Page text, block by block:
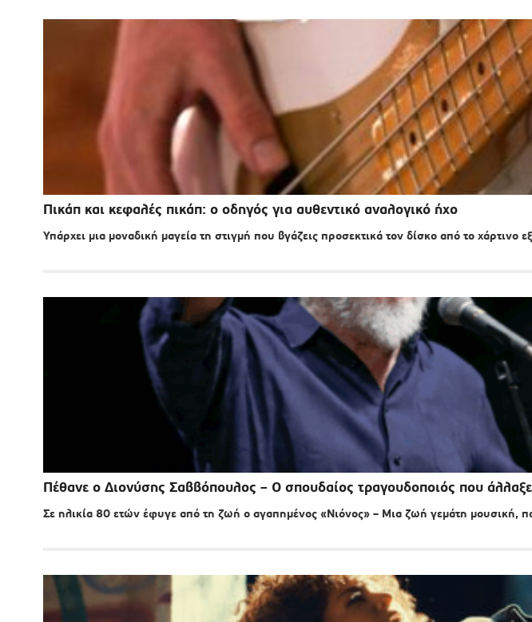
Πικάπ και κεφαλές πικάπ: ο οδηγός για αυθεντικό αναλογικό ήχο
Υπάρχει μια μοναδική μαγεία τη στιγμή που βγάζεις προσεκτικά τον δίσκο από το
Πέθανε ο Διονύσης Σαββόπουλος – Ο σπουδαίος τραγουδοποιός που
Σε ηλικία 80 ετών έφυγε από τη ζωή ο αγαπημένος «Νιόνος» – Μια ζωή γεμάτη μουσική,